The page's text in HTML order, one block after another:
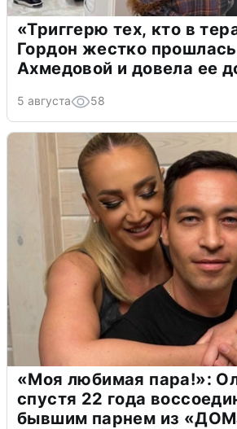
«Триггерю тех, кто в
Гордон жестко
Ахмедовой и довела ее
5 августа 58
«Моя любимая пара!»:
спустя 22 года
бывшим парнем из